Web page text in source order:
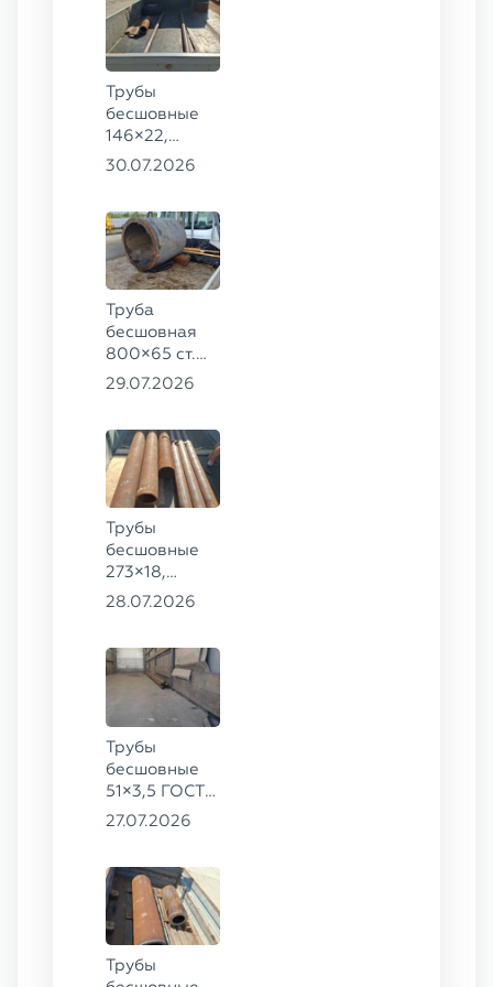
Трубы
бесшовные
146×22,
68×12 ГОСТ
30.07.2026
Труба
бесшовная
800×65 ст.
17ГС
29.07.2026
Трубы
бесшовные
273×18,
168×12 ГОСТ
28.07.2026
Трубы
бесшовные
51×3,5 ГОСТ
8732-78, ст.
27.07.2026
Трубы